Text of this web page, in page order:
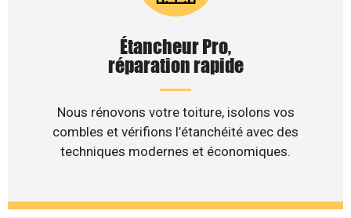
Étancheur Pro,
réparation rapide
Nous rénovons votre toiture, isolons vos
combles et vérifions l’étanchéité avec des
techniques modernes et économiques.